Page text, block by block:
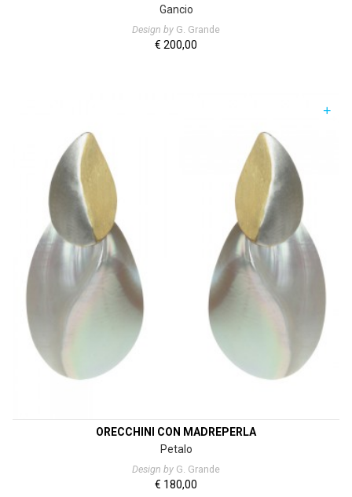
Gancio
Design by G. Grande
€ 200,00
+
ORECCHINI CON MADREPERLA
Petalo
Design by G. Grande
€ 180,00